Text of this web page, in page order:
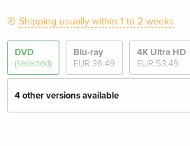
Shipping usually within 1 to 2 weeks
DVD
(selected)
Blu-ray
EUR 36.49
4K Ultra HD
EUR 53.49
4 other versions available